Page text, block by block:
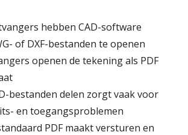
hebben CAD-software
of DXF-bestanden te openen
openen de tekening als PDF
bestanden delen zorgt vaak voor
en toegangsproblemen
PDF maakt versturen en